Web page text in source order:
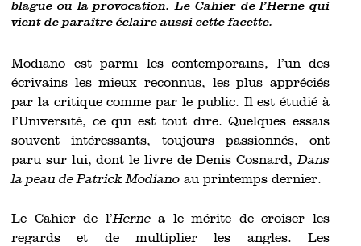
blague ou la provocation. Le Cahier de l’Herne qui
vient de paraître éclaire aussi cette facette.
Modiano est parmi les contemporains, l’un des
écrivains les mieux reconnus, les plus appréciés
par la critique comme par le public. Il est étudié à
l’Université, ce qui est tout dire. Quelques essais
souvent intéressants, toujours passionnés, ont
paru sur lui, dont le livre de Denis Cosnard,Dans
la peau de Patrick Modiano au printemps dernier.
Le Cahier de l’Hernea le mérite de croiser les
regards et de multiplier les angles. Les